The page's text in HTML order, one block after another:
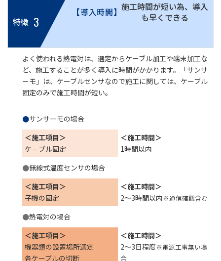
特徴 3
【導入時間】 施工時間が短い為、導入
も早くできる
よく使われる熱電対は、選定からケーブル加工や端末加工な
ど、施工することが多く導入に時間がかかります。「サンサ
ーモ」は、ケーブルセンサなので施工に関しては、ケーブル
固定のみで施工時間が短い。
●サンサーモの場合
＜施工項目＞
ケ－ブル固定
＜施工時間＞
1時間以内
●無線式温度センサの場合
＜施工項目＞
子機の固定
＜施工時間＞
2～3時間以内※通信確認含む
●熱電対の場合
＜施工項目＞
機器類の設置場所選定
各ケーブルの切断
＜施工時間＞
2～3日程度※電源工事無い場
合